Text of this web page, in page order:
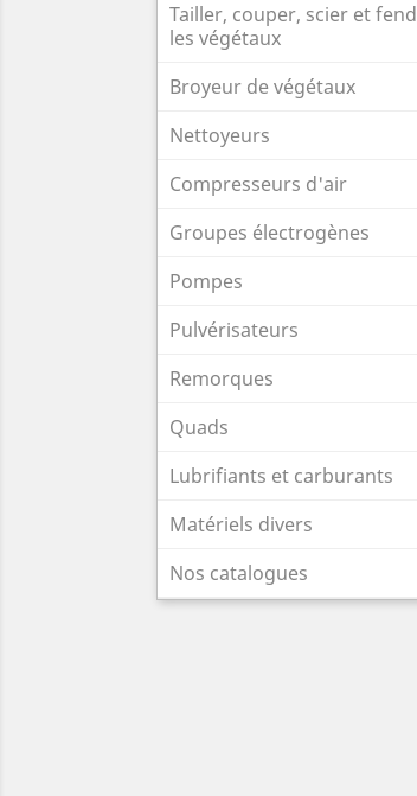
Tailler, couper, scier et
les végétaux
Broyeur de végétaux
Nettoyeurs
Compresseurs d'air
Groupes électrogènes
Pompes
Pulvérisateurs
Remorques
Quads
Lubrifiants et carburants
Matériels divers
Nos catalogues